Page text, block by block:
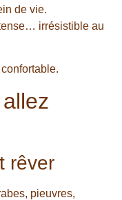
de vie.
irrésistible au
rêver
pieuvres,